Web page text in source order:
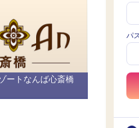
ートなんば心斎橋
パ